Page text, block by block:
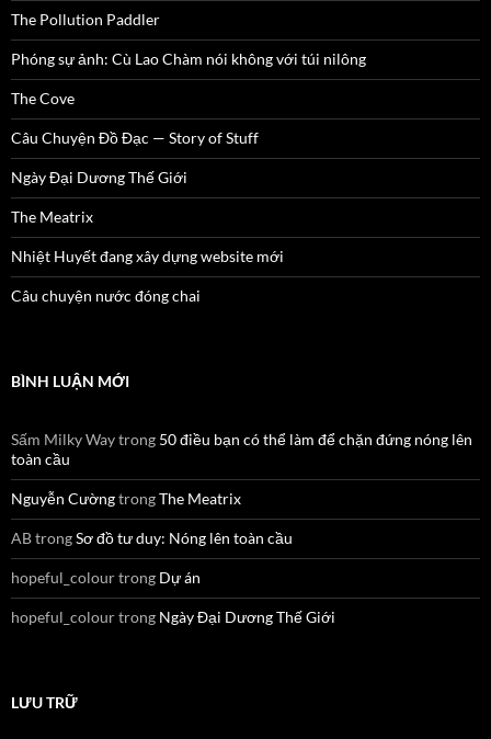
The Pollution Paddler
Phóng sự ảnh: Cù Lao Chàm nói không với túi nilông
The Cove
Câu Chuyện Đồ Đạc — Story of Stuff
Ngày Đại Dương Thế Giới
The Meatrix
Nhiệt Huyết đang xây dựng website mới
Câu chuyện nước đóng chai
BÌNH LUẬN MỚI
Sấm Milky Waytrong 50 điều bạn có thể làm để chặn đứng nóng lên
toàn cầu
Nguyễn CườngtrongThe Meatrix
ABtrongSơ đồ tư duy: Nóng lên toàn cầu
hopeful_colourtrong Dự án
hopeful_colourtrong Ngày Đại Dương Thế Giới
LƯU TRỮ